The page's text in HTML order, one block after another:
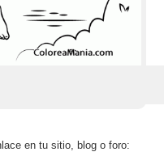
en tu sitio, blog o foro: